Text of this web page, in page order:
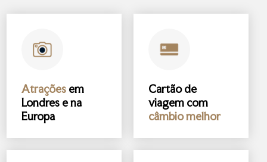
Atrações em
Londres e na
Europa
Cartão de
viagem com
câmbio melhor